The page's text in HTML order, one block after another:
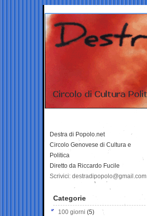
Destra di Popolo.net
Circolo Genovese di Cultura e
Politica
Diretto da Riccardo Fucile
Scrivici: destradipopolo@gmail.com
Categorie
100 giorni (5)